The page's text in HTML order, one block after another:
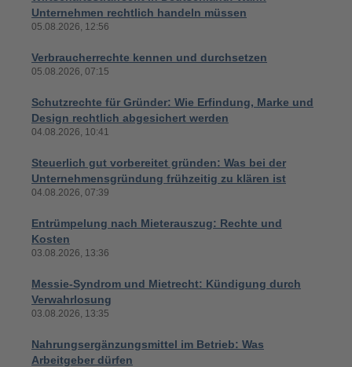
Unternehmen rechtlich handeln müssen
05.08.2026, 12:56
Verbraucherrechte kennen und durchsetzen
05.08.2026, 07:15
Schutzrechte für Gründer: Wie Erfindung, Marke und
Design rechtlich abgesichert werden
04.08.2026, 10:41
Steuerlich gut vorbereitet gründen: Was bei der
Unternehmensgründung frühzeitig zu klären ist
04.08.2026, 07:39
Entrümpelung nach Mieterauszug: Rechte und
Kosten
03.08.2026, 13:36
Messie-Syndrom und Mietrecht: Kündigung durch
Verwahrlosung
03.08.2026, 13:35
Nahrungsergänzungsmittel im Betrieb: Was
Arbeitgeber dürfen